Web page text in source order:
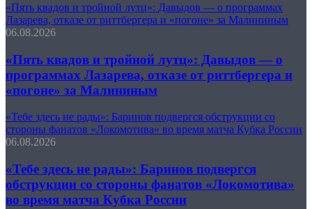
«Пять квадов и тройной лутц»: Давыдов — о программах
Лазарева, отказе от риттбергера и «погоне» за Малининым
06.08.2026
«Пять квадов и тройной лутц»: Давыдов — о
программах Лазарева, отказе от риттбергера и
«погоне» за Малининым
«Тебе здесь не рады»: Баринов подвергся обструкции со
стороны фанатов «Локомотива» во время матча Кубка России
06.08.2026
«Тебе здесь не рады»: Баринов подвергся
обструкции со стороны фанатов «Локомотива»
во время матча Кубка России